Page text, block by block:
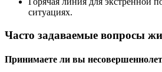
ситуациях.
Часто задаваемые вопросы
Принимаете ли вы